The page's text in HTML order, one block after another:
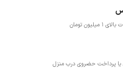
تومان
یا پرداخت حضروی درب منزل